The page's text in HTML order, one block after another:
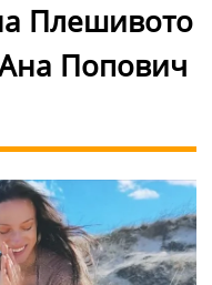
Плешивото
Попович